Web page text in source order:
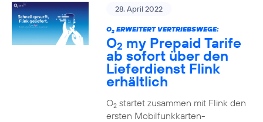
28. April 2022
O2ERWEITERT VERTRIEBSWEGE:
O2 my Prepaid Tarife
ab sofort über den
Lieferdienst Flink
erhältlich
O2startet zusammen mit Flink den
ersten Mobilfunkkarten-